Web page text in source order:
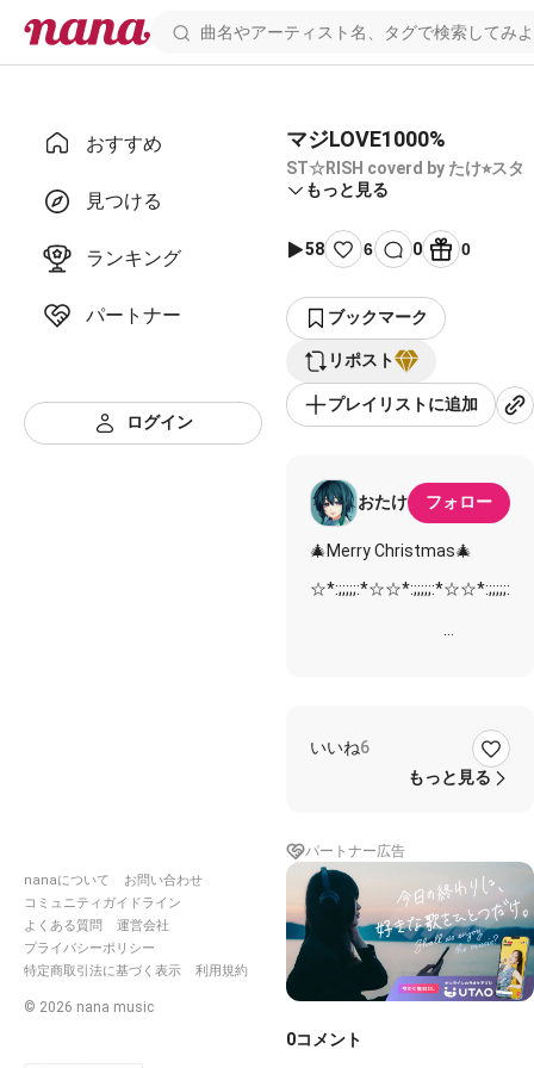
おすすめ
見つける
ランキング
パートナー
ログイン
nanaについて
お問い合わせ
コミュニティガイドライン
よくある質問
運営会社
プライバシーポリシー
特定商取引法に基づく表示
利用規約
© 2026 nana music
マジLOVE1000%
ST☆RISH coverd by たけ⭐︎スタ
もっと見る
58 6 0 0
ブックマーク
リポスト
プレイリストに追加
おたけ フォロー
🎄Merry Christmas🎄
和と洋のハーモニ
ー、贅沢なひととき
🍽️さあ
Let'song！夢を歌おう
🍰🍵🥗\
いいね6
もっと見る
パートナー広告
0コメント